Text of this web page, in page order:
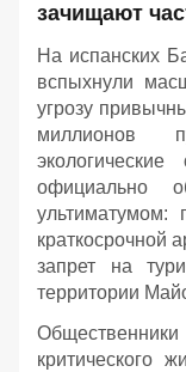
зачищают
На испанских
вспыхнули
угрозу
миллионов
официально
ультиматумом:
краткосрочной
запрет на
территории
Общественники
критического